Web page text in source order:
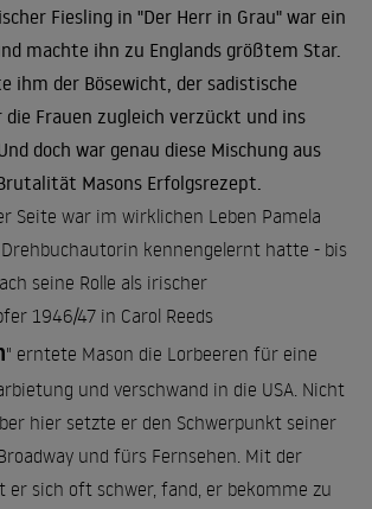
Fiesling in "Der Herr in Grau" war ein
machte ihn zu Englands größtem Star.
ihm der Bösewicht, der sadistische
die Frauen zugleich verzückt und ins
doch war genau diese Mischung aus
Masons Erfolgsrezept.
Seite war im wirklichen Leben Pamela
Drehbuchautorin kennengelernt hatte - bis
seine Rolle als irischer
1946/47 in Carol Reeds
" erntete Mason die Lorbeeren für eine
und verschwand in die USA. Nicht
hier setzte er den Schwerpunkt seiner
und fürs Fernsehen. Mit der
er sich oft schwer, fand, er bekomme zu